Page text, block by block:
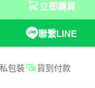
立即購買
聯繫LINE
包裝 貨到付款